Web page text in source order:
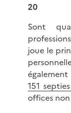
20
Sont
joue le
151
offices